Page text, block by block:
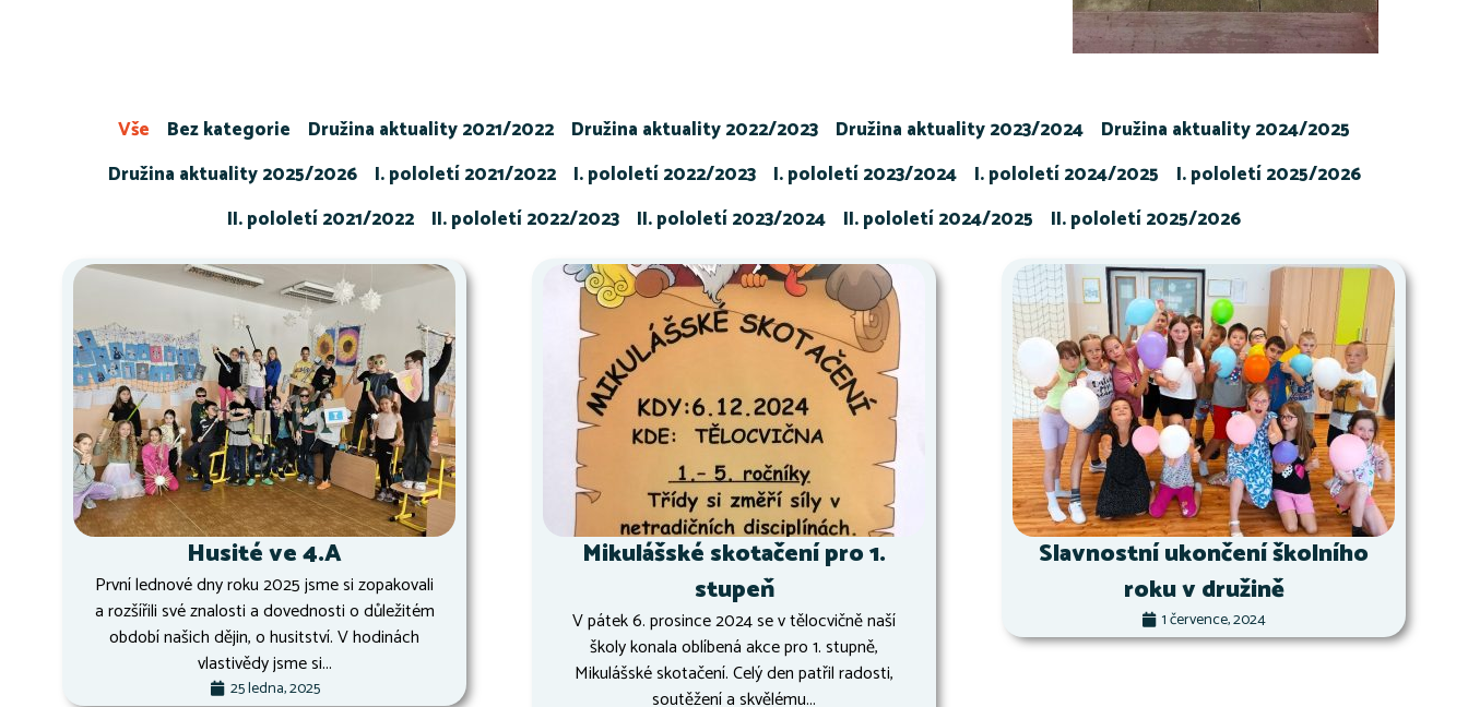
Bez kategorie Družina aktuality 2021/2022 Družina aktuality 2022/2023 Družina aktuality 2023/2024
Družina aktuality 2024/2025
Družina aktuality 2025/2026
I. pololetí 2021/2022 I. pololetí 2022/2023 I. pololetí 2023/2024 I. pololetí 2024/2025
I. pololetí 2025/2026
II. pololetí 2021/2022
II. pololetí 2022/2023 II. pololetí 2023/2024 II. pololetí 2024/2025 II. pololetí 2025/2026
Vše
Husité ve 4.A
První lednové dny roku 2025 jsme si zopakovali
a rozšířili své znalosti a dovednosti o důležitém
období našich dějin, o husitství. V hodinách
vlastivědy jsme si...
25 ledna, 2025
Mikulášské skotačení pro 1.
stupeň
V pátek 6. prosince 2024 se v tělocvičně naší
školy konala oblíbená akce pro 1. stupně,
Mikulášské skotačení. Celý den patřil radosti,
soutěžení a skvělému...
Slavnostní ukončení školního
roku v družině
1 července, 2024